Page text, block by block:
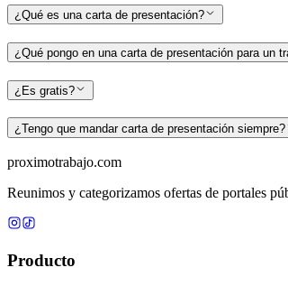
¿Qué es una carta de presentación?
¿Qué pongo en una carta de presentación para un
¿Es gratis?
¿Tengo que mandar carta de presentación siempre?
proximotrabajo.com
Reunimos y categorizamos ofertas de portales
Producto